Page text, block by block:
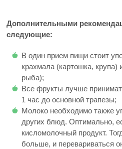
Дополнительными
следующие:
В один прием пищи стоит
крахмала (картошка, крупа)
рыба);
Все фрукты лучше
1 час до основной трапезы;
Молоко необходимо также
других блюд. Оптимально,
кисломолочный продукт.
больше, и перевариваться